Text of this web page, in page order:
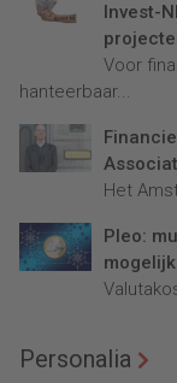
Invest-
Voor
hanteerbaar...
Het
Pleo:
mogelijk
Personalia